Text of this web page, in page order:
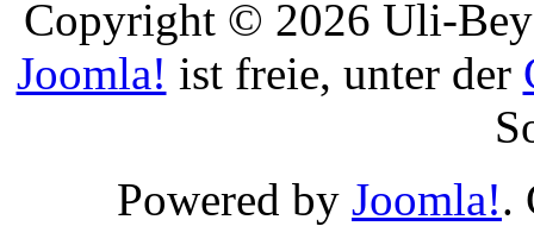
Copyright © 2026 Uli-
Joomla! ist freie, unter der
Powered by Joomla!.